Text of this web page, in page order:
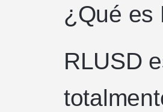
¿Qué es
RLUSD